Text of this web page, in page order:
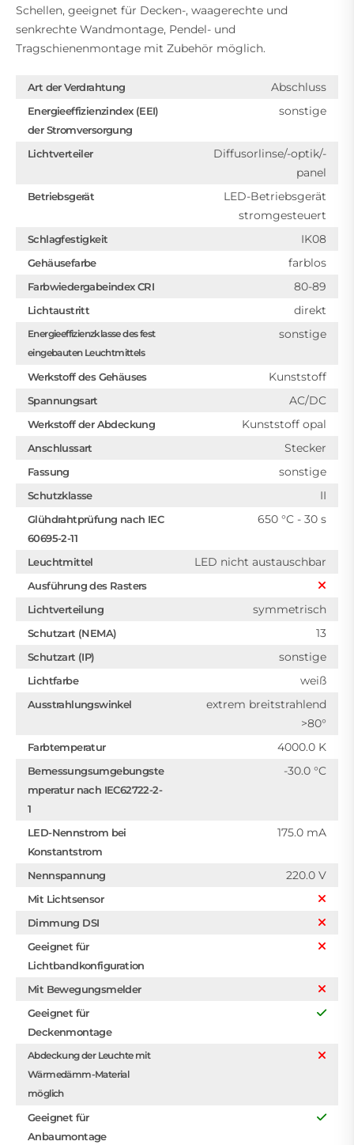
Schellen, geeignet für Decken-, waagerechte und
senkrechte Wandmontage, Pendel- und
Tragschienenmontage mit Zubehör möglich.
Art der Verdrahtung Abschluss
Energieeffizienzindex (EEI)
der Stromversorgung
sonstige
Lichtverteiler
Diffusorlinse/-optik/-
panel
Betriebsgerät
LED-Betriebsgerät
stromgesteuert
Schlagfestigkeit IK08
Gehäusefarbe farblos
Farbwiedergabeindex CRI 80-89
Lichtaustritt direkt
Energieeffizienzklasse des fest
eingebauten Leuchtmittels
sonstige
Werkstoff des Gehäuses Kunststoff
Spannungsart AC/DC
Werkstoff der Abdeckung Kunststoff opal
Anschlussart Stecker
Fassung sonstige
Schutzklasse II
Glühdrahtprüfung nach IEC
60695-2-11
650 °C - 30 s
Leuchtmittel LED nicht austauschbar
Ausführung des Rasters
Lichtverteilung
symmetrisch
Schutzart (NEMA) 13
Schutzart (IP) sonstige
Lichtfarbe weiß
Ausstrahlungswinkel
extrem breitstrahlend
>80°
Farbtemperatur 4000.0 K
Bemessungsumgebungste
mperatur nach IEC62722-2-
1
-30.0 °C
LED-Nennstrom bei
Konstantstrom
175.0 mA
Nennspannung 220.0 V
Mit Lichtsensor
Dimmung DSI
Geeignet für
Lichtbandkonfiguration
Mit Bewegungsmelder
Geeignet für
Deckenmontage
Abdeckung der Leuchte mit
Wärmedämm-Material
möglich
Geeignet für
Anbaumontage